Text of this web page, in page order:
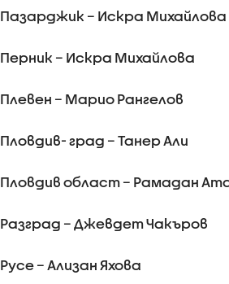
Пазарджик – Искра Михайлова
Перник – Искра Михайлова
Плевен – Марио Рангелов
Пловдив- град – Танер Али
Пловдив област – Рамадан
Разград – Джевдет Чакъров
Русе – Ализан Яхова